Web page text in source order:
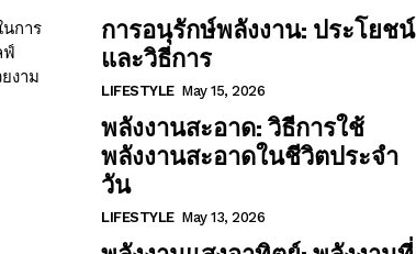
การ
ฟ์
งาม
การอนุรักษ์พลังงาน: ประโยชน์
และวิธีการ
LIFESTYLE May 15, 2026
พลังงานสะอาด: วิธีการใช้
พลังงานสะอาดในชีวิตประจำ
วัน
LIFESTYLE May 13, 2026